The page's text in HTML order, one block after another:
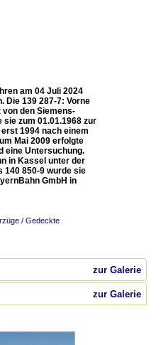
am 04 Juli 2024
Die 139 287-7: Vorne
den Siemens-
zum 01.01.1968 zur
1994 nach einem
Mai 2009 erfolgte
eine Untersuchung.
in Kassel unter der
140 850-9 wurde sie
GmbH in
/ Gedeckte
zur Galerie
zur Galerie